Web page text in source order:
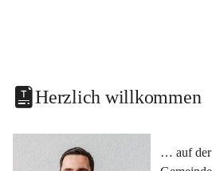
Herzlich willkommen
… auf der